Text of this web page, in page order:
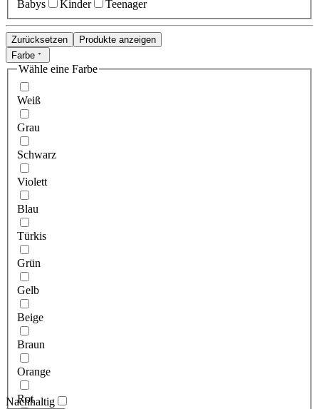
Babys Kinder Teenager
Zurücksetzen
Produkte anzeigen
Farbe
Wähle eine Farbe
Weiß
Grau
Schwarz
Violett
Blau
Türkis
Grün
Gelb
Beige
Braun
Orange
Rot
Nachhaltig